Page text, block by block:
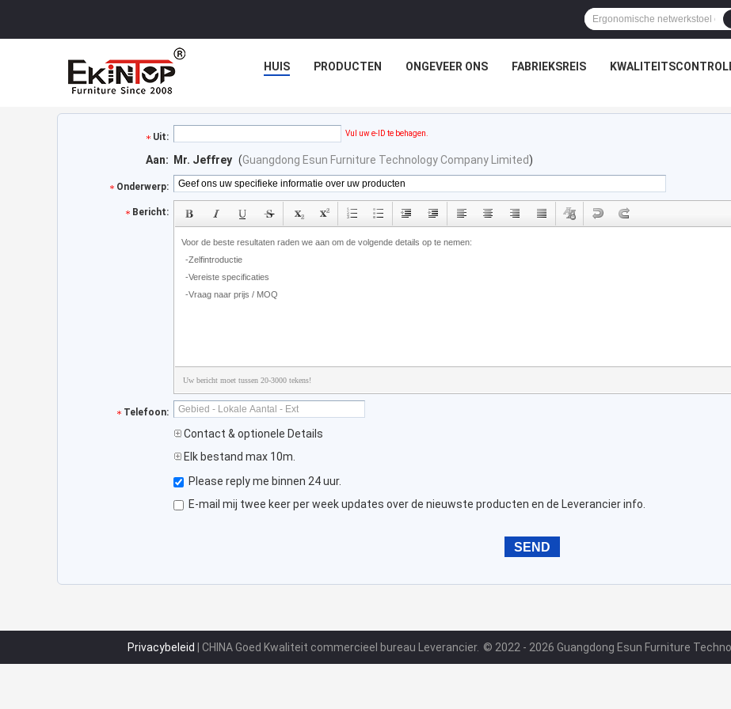
HUIS PRODUCTEN ONGEVEER ONS FABRIEKSREIS
Uit: Vul uw e-ID te behagen.
Aan: Mr. Jeffrey (Guangdong Esun Furniture Technology Company Limited)
Onderwerp:
Bericht:
Uw bericht moet tussen 20-3000 tekens!
Telefoon:
Contact & optionele Details
Elk bestand max 10m.
Please reply me binnen 24 uur.
E-mail mij twee keer per week updates over de nieuwste producten en de Leverancier info.
Privacybeleid | CHINA Goed Kwaliteit commercieel bureau Leverancier. © 2022 - 2026 Guangdong Esun Furniture